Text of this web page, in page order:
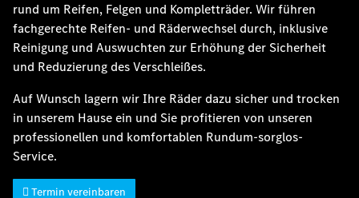
rund um Reifen, Felgen und Kompletträder. Wir führen
fachgerechte Reifen- und Räderwechsel durch, inklusive
Reinigung und Auswuchten zur Erhöhung der Sicherheit
und Reduzierung des Verschleißes.
Auf Wunsch lagern wir Ihre Räder dazu sicher und trocken
in unserem Hause ein und Sie profitieren von unseren
professionellen und komfortablen Rundum-sorglos-
Service.
Termin vereinbaren